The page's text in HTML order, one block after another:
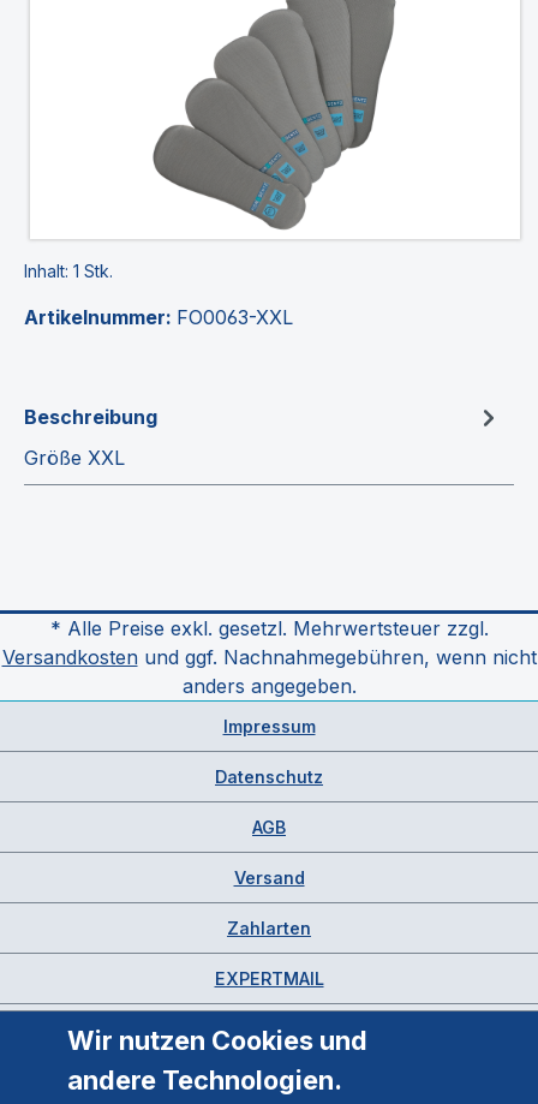
Inhalt: 1 Stk.
Artikelnummer: FO0063-XXL
Beschreibung
Größe XXL
* Alle Preise exkl. gesetzl. Mehrwertsteuer zzgl.
Versandkostenund ggf. Nachnahmegebühren, wenn nicht
anders angegeben.
Impressum
Datenschutz
AGB
Versand
Zahlarten
EXPERTMAIL
Wir nutzen Cookies und
andere Technologien.